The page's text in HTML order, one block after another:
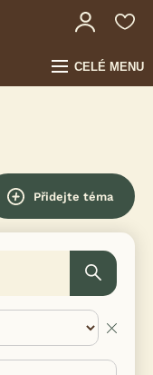
CELÉ MENU
Přidejte téma